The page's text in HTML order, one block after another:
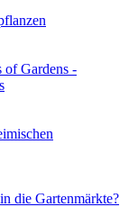
of Gardens -
die Gartenmärkte?